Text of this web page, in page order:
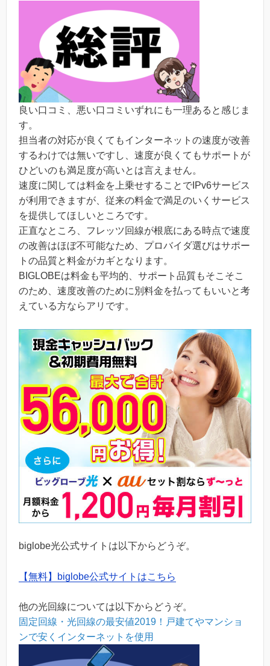
良い口コミ、悪い口コミいずれにも一理あると感じま
す。
担当者の対応が良くてもインターネットの速度が改善
するわけでは無いですし、速度が良くてもサポートが
ひどいのも満足度が高いとは言えません。
速度に関しては料金を上乗せすることでIPv6サービス
が利用できますが、従来の料金で満足のいくサービス
を提供してほしいところです。
正直なところ、フレッツ回線が根底にある時点で速度
の改善はほぼ不可能なため、プロバイダ選びはサポー
トの品質と料金がカギとなります。
BIGLOBEは料金も平均的、サポート品質もそこそこ
のため、速度改善のために別料金を払ってもいいと考
えている方ならアリです。
biglobe光公式サイトは以下からどうぞ。
【無料】biglobe公式サイトはこちら
他の光回線については以下からどうぞ。
固定回線・光回線の最安値2019！戸建てやマンショ
ンで安くインターネットを使用